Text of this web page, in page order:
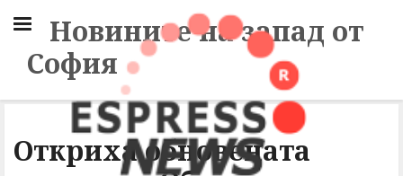
Новините на запад от
София
Откриха обновената